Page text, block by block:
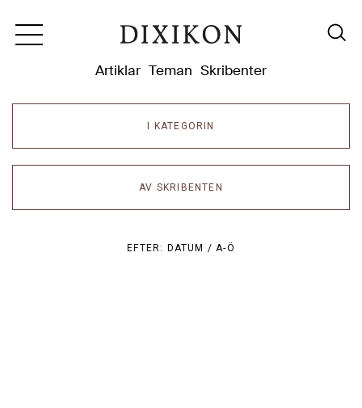
Artiklar Teman Skribenter
I KATEGORIN
AV SKRIBENTEN
EFTER: DATUM /A-Ö